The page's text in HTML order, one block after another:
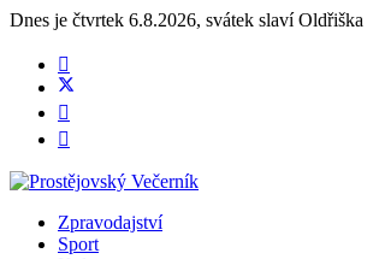
Dnes je čtvrtek 6.8.2026, svátek slavíOldřiška
Zpravodajství
Sport